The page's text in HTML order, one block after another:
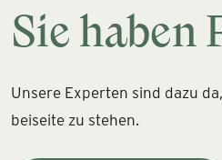
Sie haben
Unsere Experten sind dazu
beiseite zu stehen.